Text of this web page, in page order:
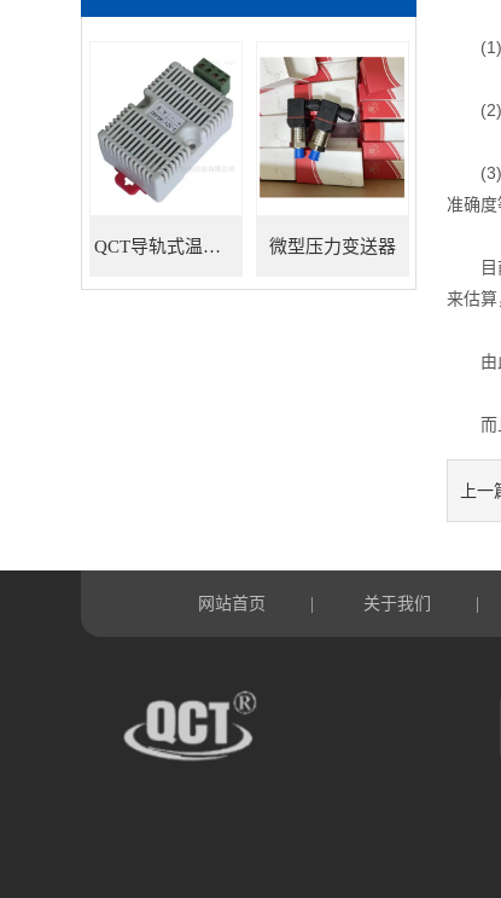
QCT导轨式温湿度变送器 微型压力变送器
(1)温
(2)大
(3)据
准确度
目前
来估算
由此
而且
上一
网站首页 关于我们